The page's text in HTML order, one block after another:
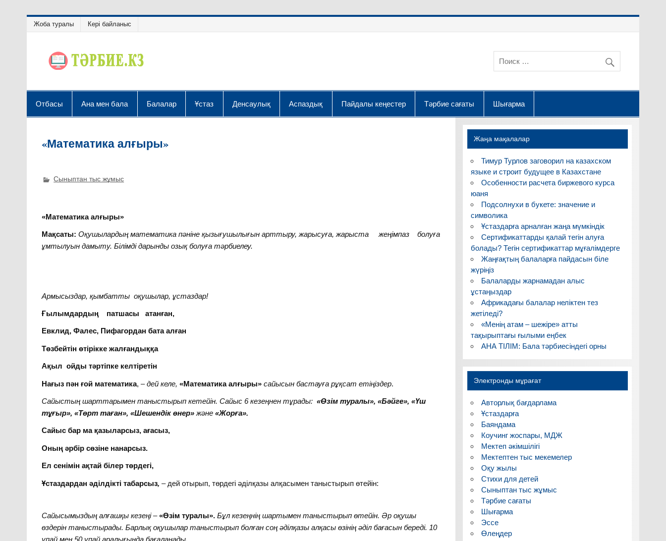
Жоба туралы Кері байланыс
Отбасы Ана мен бала Балалар Ұстаз Денсаулық Аспаздық Пайдалы кеңестер Тәрбие сағаты Шығарма
«Математика алғыры»
Сыныптан тыс жұмыс
«Математика алғыры»
Мақсаты: Оқушылардың математика пәніне қызығушылығын арттыру, жарысуға, жарыста жеңімпаз болуға
ұмтылуын дамыту. Білімді дарынды озық болуға тәрбиелеу.
Армысыздар, қымбатты оқушылар, ұстаздар!
Ғылымдардың патшасы атанған,
Евклид, Фалес, Пифагордан бата алған
Төзбейтін өтірікке жалғандыққа
Ақыл ойды тәртіпке келтіретін
Нағыз пән ғой математика, –дей келе, «Математика алғыры» сайысын бастауға рұқсат етіңіздер.
Сайыстың шарттарымен таныстырып кетейін. Сайыс 6 кезеңнен тұрады: «Өзім туралы», «Бәйге», «Үш
тұғыр», «Төрт таған», «Шешендік өнер»және «Жорға».
Сайыс бар ма қазыларсыз, ағасыз,
Оның әрбір сөзіне нанарсыз.
Ел сенімін ақтай білер төрдегі,
Ұстаздардан әділдікті табарсыз, – дей отырып, төрдегі әділқазы алқасымен таныстырып өтейін:
Сайысымыздың алғашқы кезеңі–«Өзім туралы». Бұл кезеңнің шартымен таныстырып өтейін. Әр оқушы
өздерін таныстырады. Барлық оқушылар таныстырып болған соң әділқазы алқасы өзінің әділ бағасын береді. 10
ұпай мен 50 ұпай аралығында бағаланады.
Жаңа мақалалар
Тимур Турлов заговорил на казахском
языке и строит будущее в Казахстане
Особенности расчета биржевого курса
юаня
Подсолнухи в букете: значение и
символика
Ұстаздарға арналған жаңа мүмкіндік
Сертификаттарды қалай тегін алуға
болады? Тегін сертификаттар мұғалімдерге
Жаңғақтың балаларға пайдасын біле
жүріңіз
Балаларды жарнамадан алыс
ұстаңыздар
Африкадағы балалар неліктен тез
жетіледі?
«Менің атам – шежіре» атты
тақырыптағы ғылыми еңбек
АНА ТІЛІМ: Бала тәрбиесіндегі орны
Электронды мұрағат
Авторлық бағдарлама
Ұстаздарға
Баяндама
Коучинг жоспары, МДЖ
Мектеп әкімшілігі
Мектептен тыс мекемелер
Оқу жылы
Стихи для детей
Сыныптан тыс жұмыс
Тәрбие сағаты
Шығарма
Эссе
Өлеңдер